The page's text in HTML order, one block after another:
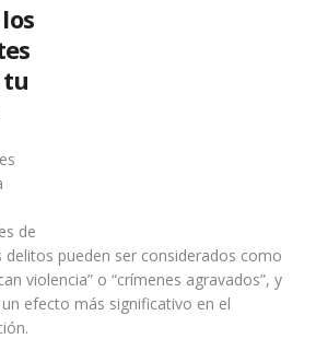
tu
de
delitos pueden ser considerados como
violencia” o “crímenes agravados”, y
efecto más significativo en el